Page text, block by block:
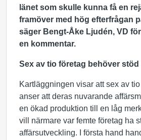
länet som skulle kunna få en
framöver med hög efterfrågan
säger Bengt-Åke Ljudén, VD
en kommentar.
Sex av tio företag behöver stöd
Kartläggningen visar att sex av
anser att deras nuvarande
en ökad produktion till en låg
vill närmare var femte företag ha
affärsutveckling. I första hand